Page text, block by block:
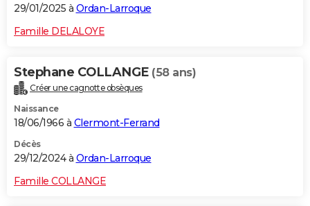
29/01/2025 à Ordan-Larroque
Famille DELALOYE
Stephane COLLANGE (58 ans)
Créer une cagnotte obsèques
Naissance
18/06/1966 à Clermont-Ferrand
Décès
29/12/2024 à Ordan-Larroque
Famille COLLANGE